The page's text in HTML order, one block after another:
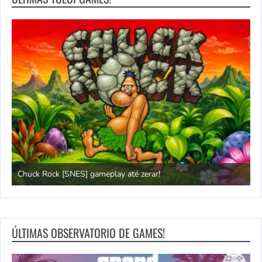
Chuck Rock [SNES] gameplay até zerar!
ÚLTIMAS OBSERVATORIO DE GAMES!